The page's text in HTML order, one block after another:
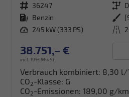
Fahrzeugnr. 36247 Getriebe
Kraftstoff Benzin Außenfarbe
Leistung 245 kW (333 PS) Kilometerstand
38.751,– €
incl. 19% MwSt.
Verbrauch kombiniert: 8,30 l/
CO2-Klasse: G
CO2-Emissionen: 189,00 g/km